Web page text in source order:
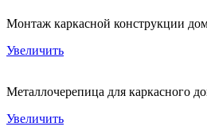
Монтаж каркасной конструкции
Увеличить
Металлочерепица для каркасного
Увеличить